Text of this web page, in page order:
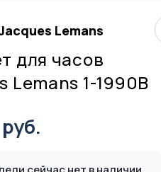
Lemans
для часов
Lemans 1-1990B